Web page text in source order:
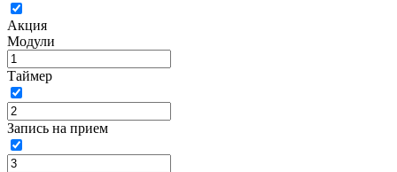
Акция
Модули
Таймер
Запись на прием